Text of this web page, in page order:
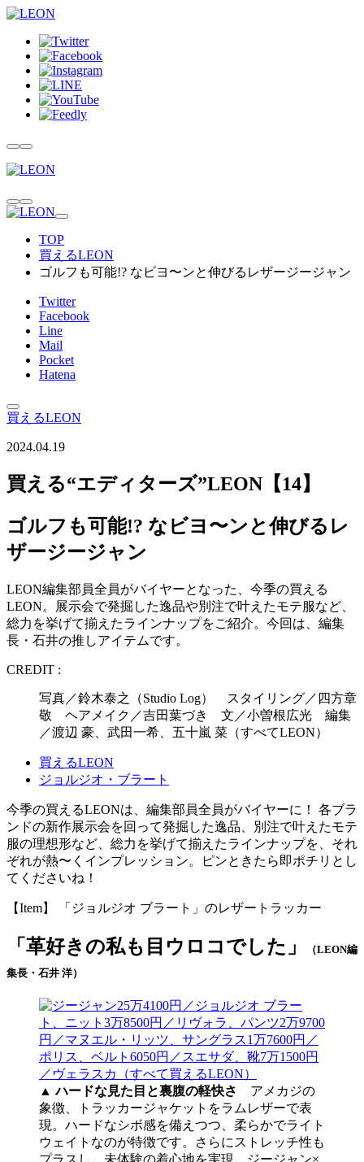
TOP
買えるLEON
ゴルフも可能!? なビヨ〜ンと伸びるレザージージャン
Twitter
Facebook
Line
Mail
Pocket
Hatena
買えるLEON
2024.04.19
買える“エディターズ”LEON【14】
ゴルフも可能!? なビヨ〜ンと伸びるレ
ザージージャン
LEON編集部員全員がバイヤーとなった、今季の買える
LEON。展示会で発掘した逸品や別注で叶えたモテ服など、
総力を挙げて揃えたラインナップをご紹介。今回は、編集
長・石井の推しアイテムです。
CREDIT :
写真／鈴木泰之（Studio Log） スタイリング／四方章
敬 ヘアメイク／吉田葉づき 文／小曽根広光 編集
／渡辺 豪、武田一希、五十嵐 菜（すべてLEON）
買えるLEON
ジョルジオ・ブラート
今季の買えるLEONは、編集部員全員がバイヤーに！ 各ブラ
ンドの新作展示会を回って発掘した逸品、別注で叶えたモテ
服の理想形など、総力を挙げて揃えたラインナップを、それ
ぞれが熱〜くインプレッション。ピンときたら即ポチリとし
てくださいね！
【Item】 「ジョルジオ ブラート」のレザートラッカー
「革好きの私も目ウロコでした」
（LEON編
集長・石井 洋）
▲ハードな見た目と裏腹の軽快さ
アメカジの
象徴、トラッカージャケットをラムレザーで表
現。ハードなシボ感を備えつつ、柔らかでライト
ウェイトなのが特徴です。さらにストレッチ性も
プラスし、未体験の着心地を実現。ジージャン×